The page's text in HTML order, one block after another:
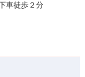
車徒歩２分